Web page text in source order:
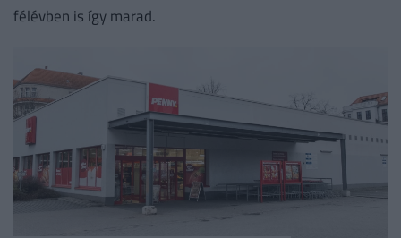
félévben is így marad.